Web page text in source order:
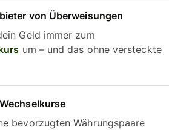
von Überweisungen
Geld immer zum
um – und das ohne versteckte
bevorzugten Währungspaare